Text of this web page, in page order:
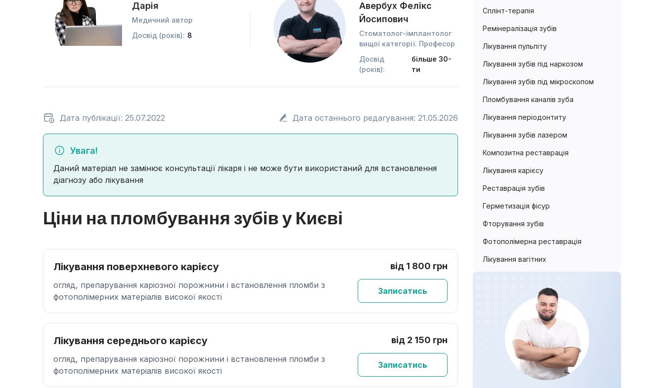
Дарія
Медичний автор
Досвід (років): 8
Авербух Фелікс
Йосипович
Стоматолог-імплантолог
вищої категорії. Професор
Досвід
(років):
більше 30-
ти
Дата публікації: 25.07.2022 Дата останнього редагування: 21.05.2026
Увага!
Даний матеріал не замінює консультації лікаря і не може бути використаний для встановлення
діагнозу або лікування
Ціни на пломбування зубів у Києві
Лікування поверхневого карієсу
огляд, препарування каріозної порожнини і встановлення пломби з
фотополімерних матеріалів високої якості
від 1 800 грн
Записатись
Лікування середнього карієсу
огляд, препарування каріозної порожнини і встановлення пломби з
фотополімерних матеріалів високої якості
від 2 150 грн
Записатись
Сплінт-терапія
Ремінералізація зубів
Лікування пульпіту
Лікування зубів під наркозом
Лікування зубів під мікроскопом
Пломбування каналів зуба
Лікування періодонтиту
Лікування зубів лазером
Композитна реставрація
Лікування карієсу
Реставрація зубів
Герметизація фісур
Фторування зубів
Фотополімерна реставрація
Лікування вагітних